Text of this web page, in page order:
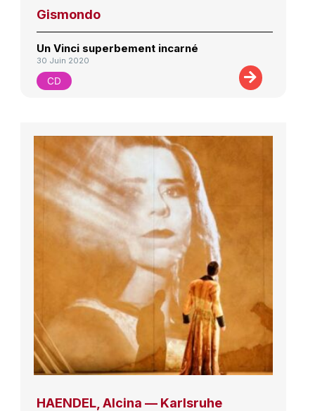
Gismondo
Un Vinci superbement incarné
30 Juin 2020
CD
HAENDEL, Alcina — Karlsruhe